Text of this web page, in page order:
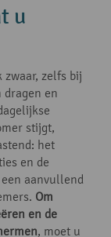
u
zelfs bij
en
stijgt,
het
en de
aanvullend
Om
en de
, moet u